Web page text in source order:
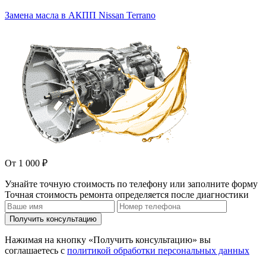
Замена масла в АКПП Nissan Terrano
От 1 000 ₽
Узнайте точную стоимость по телефону или заполните форму
Точная стоимость ремонта определяется после диагностики
Получить консультацию
Нажимая на кнопку «Получить консультацию» вы
соглашаетесь с политикой обработки персональных данных